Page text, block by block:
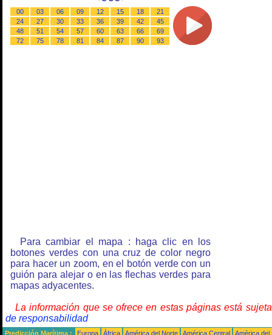
00 03 06 09 12 15 18
21
24
27 30 33 36 39 42
45
48
51 54 57 60 63 66
69
72
75 78 81 84 87 90 93
Para cambiar el mapa : haga clic en los
botones verdes con una cruz de color negro
para hacer un zoom, en el botón verde con un
guión para alejar o en las flechas verdes para
mapas adyacentes.
La información que se ofrece en estas páginas está
de responsabilidad
Predicción Marítima : Europa África América del Norte América Central
América del